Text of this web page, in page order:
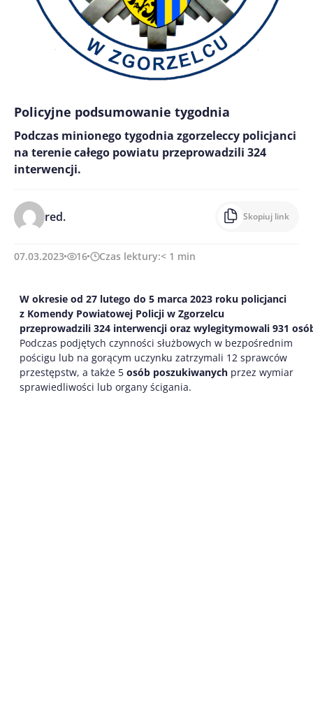
Policyjne podsumowanie tygodnia
Podczas minionego tygodnia zgorzeleccy policjanci
na terenie całego powiatu przeprowadzili 324
interwencji.
red. Skopiuj link
07.03.2023 16 Czas lektury:< 1 min
W okresie od 27 lutego do 5 marca 2023 roku policjanci
z Komendy Powiatowej Policji w Zgorzelcu
przeprowadzili 324 interwencji oraz wylegitymowali 931 os
Podczas podjętych czynności służbowych w bezpośrednim
pościgu lub na gorącym uczynku zatrzymali 12 sprawców
przestępstw, a także 5 osób poszukiwanych przez wymiar
sprawiedliwości lub organy ścigania.